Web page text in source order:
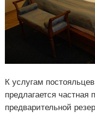
К услугам
предлагается частная
предварительной